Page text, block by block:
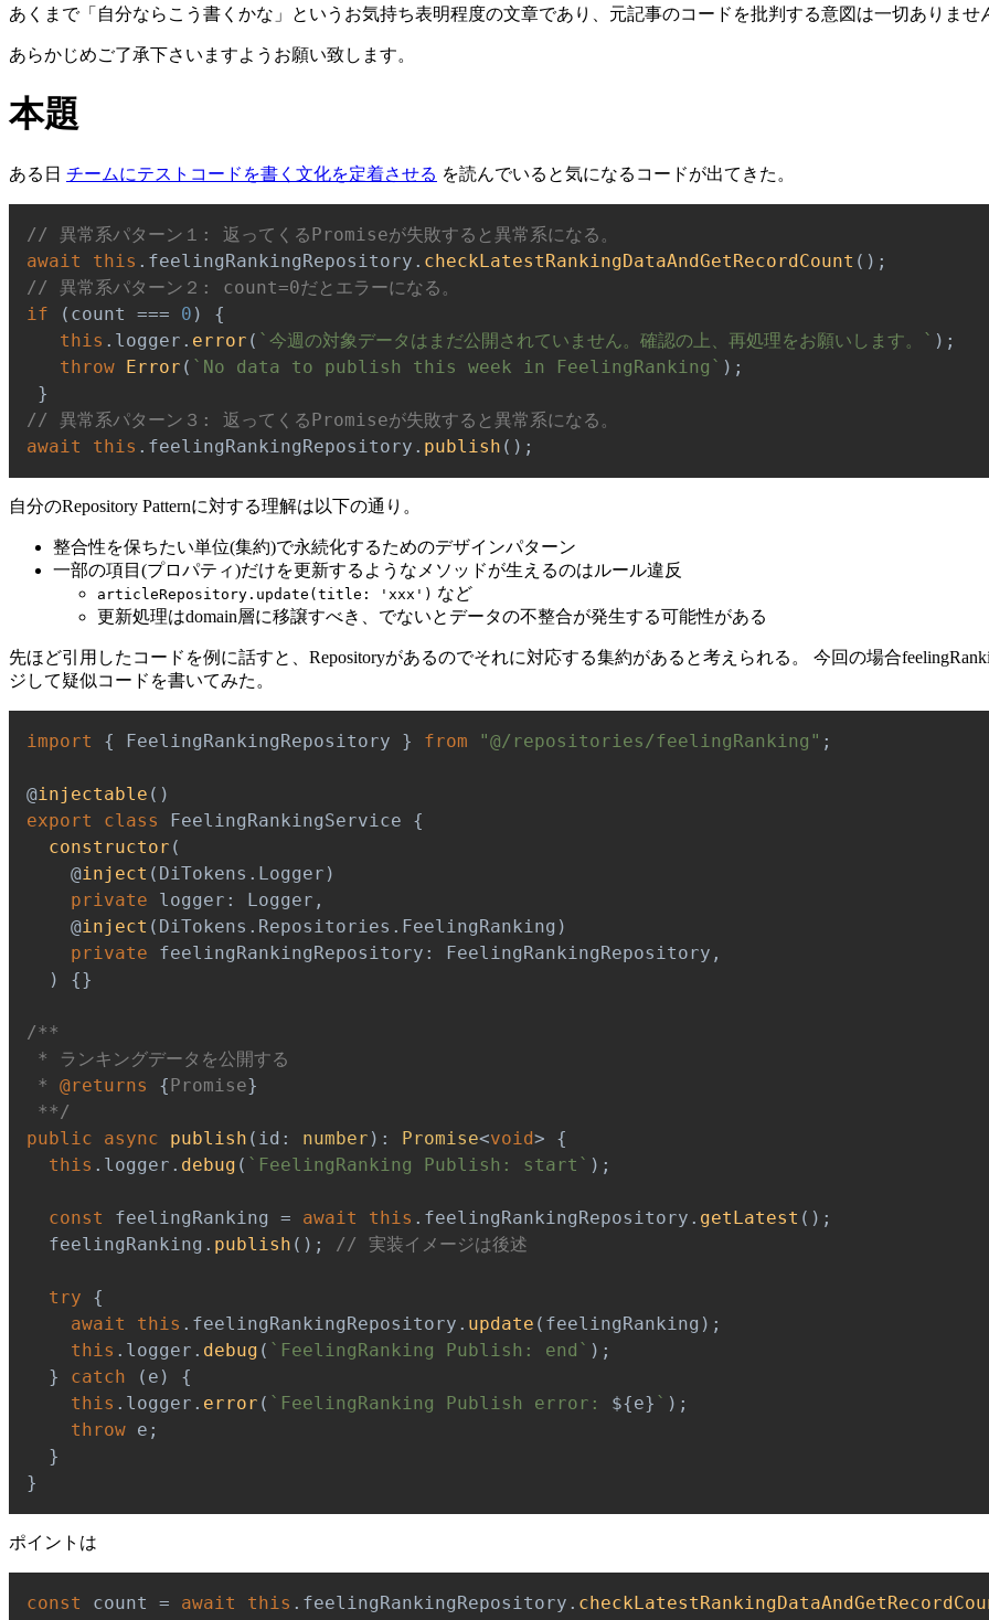
あくまで「自分ならこう書くかな」というお気持ち表明程度の文章であり、元記事のコードを批判する意図は一切ありませ
あらかじめご了承下さいますようお願い致します。
本題
ある日 チームにテストコードを書く文化を定着させる を読んでいると気になるコードが出てきた。
// 異常系パターン１: 返ってくるPromiseが失敗すると異常系になる。
await
this . feelingRankingRepository . checkLatestRankingDataAndGetRecordCount ( ) ;
// 異常系パターン２: count=0だとエラーになる。
if
( count === 0 )
{
this . logger . error ( ` 今週の対象データはまだ公開されていません。確認の上、再処理をお願いします。 ` ) ;
throw Error ( ` No data to publish this week in FeelingRanking ` ) ;
}
// 異常系パターン３: 返ってくるPromiseが失敗すると異常系になる。
await
this . feelingRankingRepository . publish ( ) ;
自分のRepository Patternに対する理解は以下の通り。
整合性を保ちたい単位(集約)で永続化するためのデザインパターン
一部の項目(プロパティ)だけを更新するようなメソッドが生えるのはルール違反
articleRepository.update(title: 'xxx') など
更新処理はdomain層に移譲すべき、でないとデータの不整合が発生する可能性がある
先ほど引用したコードを例に話すと、Repositoryがあるのでそれに対応する集約があると考えられる。 今回の場合
ジして疑似コードを書いてみた。
import { FeelingRankingRepository } from "@/repositories/feelingRanking" ;
@injectable ( )
export
class FeelingRankingService
{
constructor (
@inject ( DiTokens . Logger )
private logger : Logger ,
@inject ( DiTokens . Repositories . FeelingRanking )
private feelingRankingRepository : FeelingRankingRepository ,
)
{}
* @returns {Promise}
**/
public
async publish ( id : number ) : Promise<void>
{
this . logger . debug ( ` FeelingRanking Publish: start ` ) ;
const feelingRanking = await this . feelingRankingRepository . getLatest ( ) ;
  feelingRanking
. publish ( ) ; // 実装イメージは後述
try
{
await
this . feelingRankingRepository . update ( feelingRanking ) ;
this . logger . debug ( ` FeelingRanking Publish: end ` ) ;
}
catch ( e )
{
this . logger . error ( ` FeelingRanking Publish error: ${e} ` ) ;
throw e ;
}
}
ポイントは
const count = await this . feelingRankingRepository .